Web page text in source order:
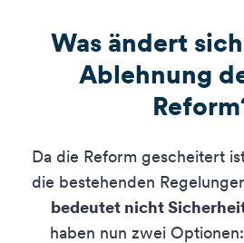
Was ändert
Ablehnung
Da die Reform gescheitert
die bestehenden
bedeutet nicht
haben nun zwei Optionen: